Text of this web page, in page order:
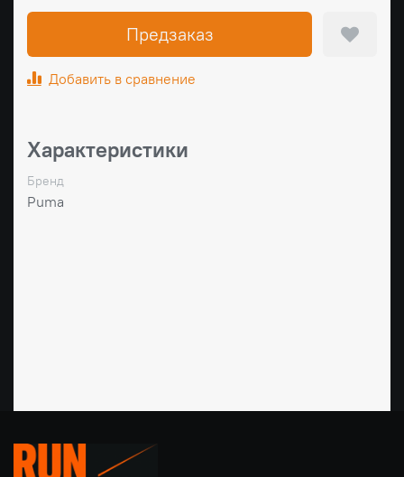
Предзаказ
Добавить в сравнение
Характеристики
Бренд
Puma